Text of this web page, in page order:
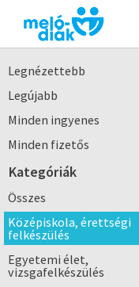
Legnézettebb
Legújabb
Minden ingyenes
Minden fizetős
Kategóriák
Összes
Középiskola, érettségi
felkészülés
Egyetemi élet,
vizsgafelkészülés